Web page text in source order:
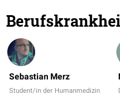
Sebastian Merz
Student/in der Humanmedizin